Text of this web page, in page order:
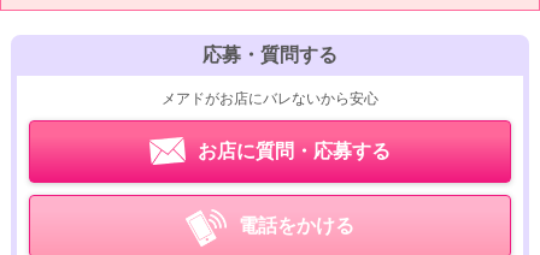
応募・質問する
メアドがお店にバレないから安心
お店に質問・応募する
電話をかける